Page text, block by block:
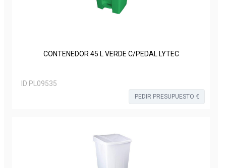
CONTENEDOR 45 L VERDE C/PEDAL LYTEC
ID:PL09535
PEDIR PRESUPUESTO €